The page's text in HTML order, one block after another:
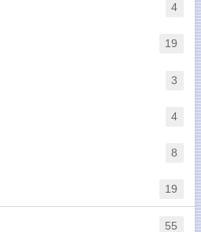
4
19
3
4
8
19
55